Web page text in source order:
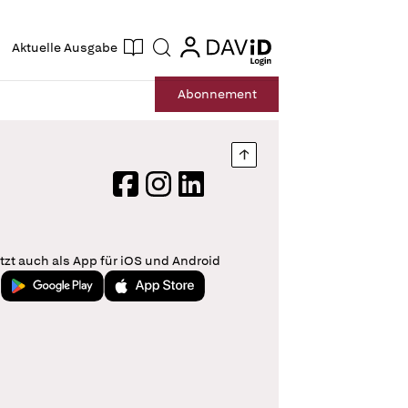
Aktuelle Ausgabe Suche login
login
Abonnement
Nach oben springen
FacebookInstagram
LinkedIn
auch als App für iOS und Android
Jetzt bei Google PlayLaden im App Store